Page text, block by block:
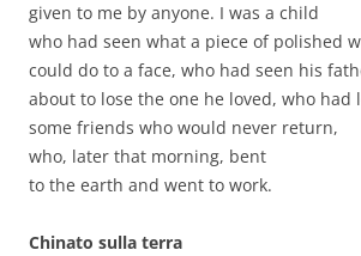
given to me by anyone. I was a child
who had seen what a piece of polished
could do to a face, who had seen his
about to lose the one he loved, who had
some friends who would never return,
who, later that morning, bent
to the earth and went to work.
Chinato sulla terra